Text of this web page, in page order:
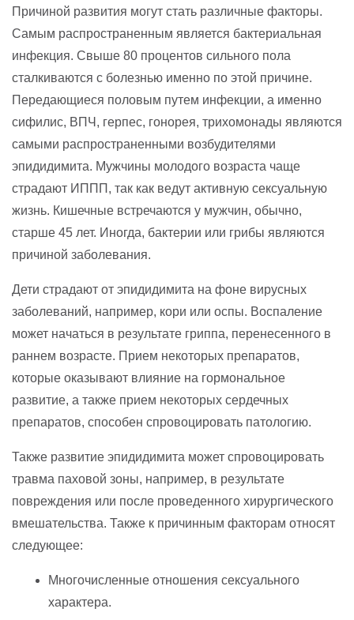
Причиной развития могут стать различные факторы.
Самым распространенным является бактериальная
инфекция. Свыше 80 процентов сильного пола
сталкиваются с болезнью именно по этой причине.
Передающиеся половым путем инфекции, а именно
сифилис, ВПЧ, герпес, гонорея, трихомонады являются
самыми распространенными возбудителями
эпидидимита. Мужчины молодого возраста чаще
страдают ИППП, так как ведут активную сексуальную
жизнь. Кишечные встречаются у мужчин, обычно,
старше 45 лет. Иногда, бактерии или грибы являются
причиной заболевания.
Дети страдают от эпидидимита на фоне вирусных
заболеваний, например, кори или оспы. Воспаление
может начаться в результате гриппа, перенесенного в
раннем возрасте. Прием некоторых препаратов,
которые оказывают влияние на гормональное
развитие, а также прием некоторых сердечных
препаратов, способен спровоцировать патологию.
Также развитие эпидидимита может спровоцировать
травма паховой зоны, например, в результате
повреждения или после проведенного хирургического
вмешательства. Также к причинным факторам относят
следующее:
Многочисленные отношения сексуального
характера.